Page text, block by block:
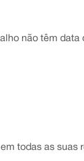
não têm data
todas as suas